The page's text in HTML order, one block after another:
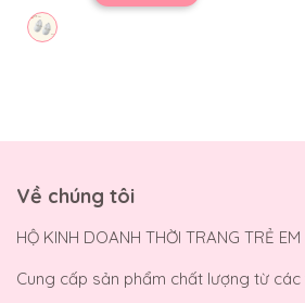
Về chúng tôi
HỘ KINH DOANH THỜI TRANG TRẺ EM
Cung cấp sản phẩm chất lượng từ